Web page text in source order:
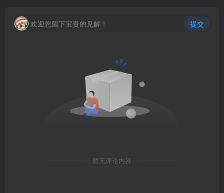
欢迎您留下宝贵的见解！ 提交
暂无评论内容